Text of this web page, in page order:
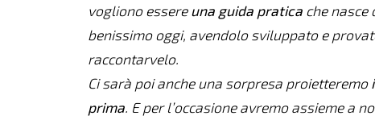
vogliono essereuna guida pratica che nasce
benissimo oggi, avendolo sviluppato e
raccontarvelo.
Ci sarà poi anche una sorpresa proietteremo
prima. E per l’occasione avremo assieme a